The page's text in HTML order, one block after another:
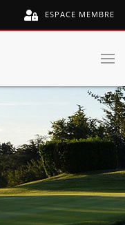
ESPACE MEMBRE